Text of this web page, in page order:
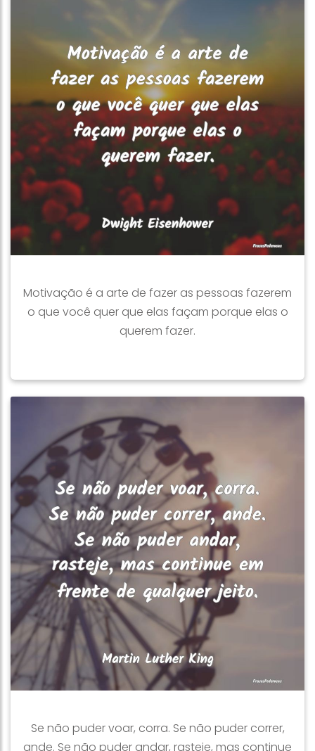
Motivação é a arte de fazer as pessoas fazerem
o que você quer que elas façam porque elas o
querem fazer.
Se não puder voar, corra. Se não puder correr,
ande. Se não puder andar, rasteje, mas continue